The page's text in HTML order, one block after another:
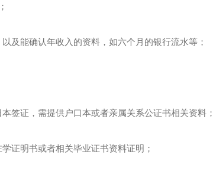
及能确认年收入的资料，如六个月的银行流水等；
签证，需提供户口本或者亲属关系公证书相关资料；
证明书或者相关毕业证书资料证明；